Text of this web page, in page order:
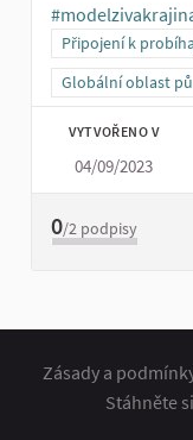
Připojení k
Globální oblast
VYTVOŘENO V
04/09/2023
0/2 podpisy
Zásady a
Stáhněte